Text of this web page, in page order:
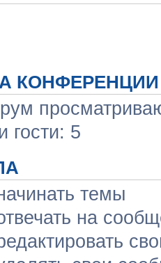
КОНФЕРЕНЦИИ
гости: 5
темы
на